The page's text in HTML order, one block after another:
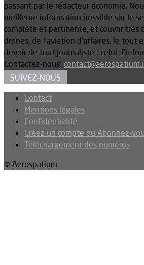
passant par le rédacteur économie.
meilleure information possible sur le
complète et pertinente, et couvrir très
drones, de l’aviation d’affaires, le tout
devoir de tout journaliste : celui
Contactez-nous:
SUIVEZ-NOUS
Contact
Mentions légales
Confidentialité
Créez un compte ou Abonnez-
Téléchargement des numéros
© Aerospatium